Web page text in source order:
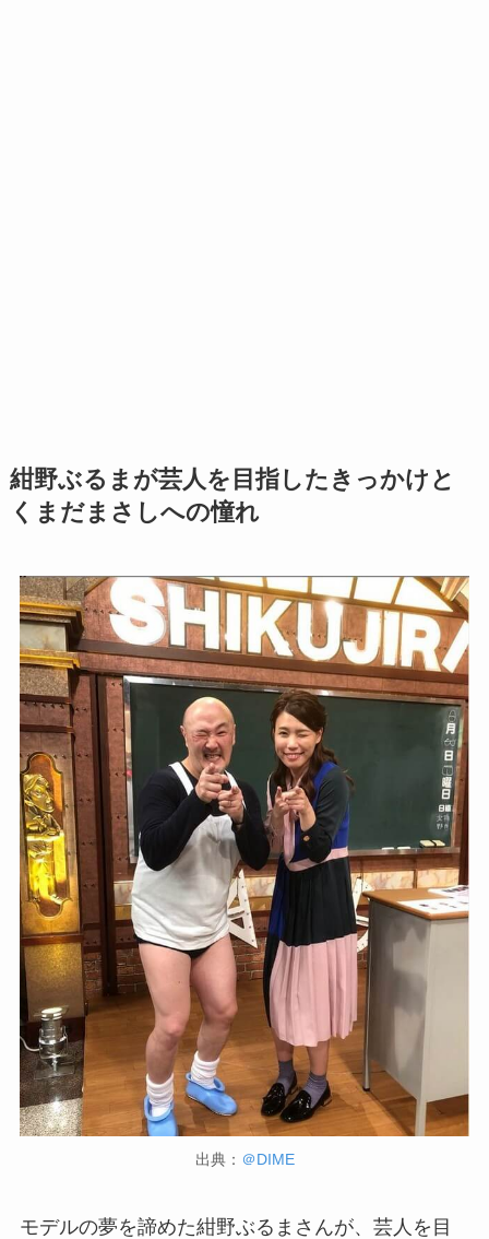
紺野ぶるまが芸人を目指したきっかけと
くまだまさしへの憧れ
出典： ＠DIME
モデルの夢を諦めた紺野ぶるまさんが、芸人を目